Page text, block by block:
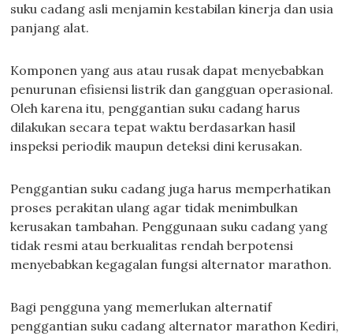
suku cadang asli menjamin kestabilan kinerja dan usia
panjang alat.
Komponen yang aus atau rusak dapat menyebabkan
penurunan efisiensi listrik dan gangguan operasional.
Oleh karena itu, penggantian suku cadang harus
dilakukan secara tepat waktu berdasarkan hasil
inspeksi periodik maupun deteksi dini kerusakan.
Penggantian suku cadang juga harus memperhatikan
proses perakitan ulang agar tidak menimbulkan
kerusakan tambahan. Penggunaan suku cadang yang
tidak resmi atau berkualitas rendah berpotensi
menyebabkan kegagalan fungsi alternator marathon.
Bagi pengguna yang memerlukan alternatif
penggantian suku cadang alternator marathon Kediri,